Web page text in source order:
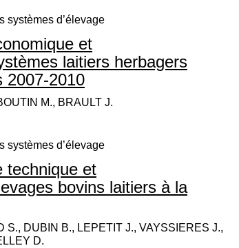
systèmes d’élevage
et
laitiers herbagers
2007-2010
M., BRAULT J.
systèmes d’élevage
technique et
bovins laitiers à la
S., DUBIN B., LEPETIT J., VAYSSIERES J.,
D.